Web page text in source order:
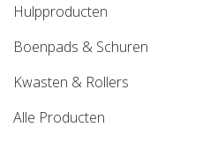
Hulpproducten
Boenpads & Schuren
Kwasten & Rollers
Alle Producten